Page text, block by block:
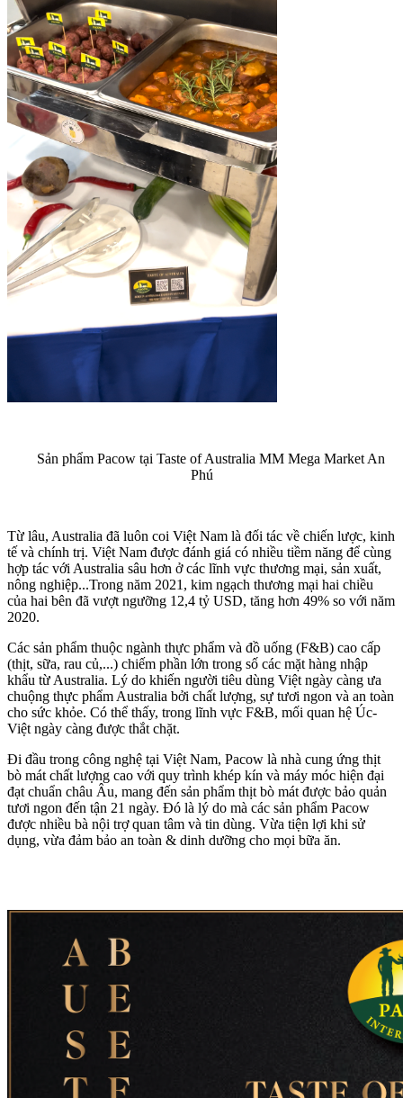
Sản phẩm Pacow tại Taste of Australia MM Mega Market An
Phú
Từ lâu, Australia đã luôn coi Việt Nam là đối tác về chiến lược, kinh
tế và chính trị. Việt Nam được đánh giá có nhiều tiềm năng để cùng
hợp tác với Australia sâu hơn ở các lĩnh vực thương mại, sản xuất,
nông nghiệp...Trong năm 2021, kim ngạch thương mại hai chiều
của hai bên đã vượt ngưỡng 12,4 tỷ USD, tăng hơn 49% so với năm
2020.
Các sản phẩm thuộc ngành thực phẩm và đồ uống (F&B) cao cấp
(thịt, sữa, rau củ,...) chiếm phần lớn trong số các mặt hàng nhập
khẩu từ Australia. Lý do khiến người tiêu dùng Việt ngày càng ưa
chuộng thực phẩm Australia bởi chất lượng, sự tươi ngon và an toàn
cho sức khỏe. Có thể thấy, trong lĩnh vực F&B, mối quan hệ Úc-
Việt ngày càng được thắt chặt.
Đi đầu trong công nghệ tại Việt Nam, Pacow là nhà cung ứng thịt
bò mát chất lượng cao với quy trình khép kín và máy móc hiện đại
đạt chuẩn châu Âu, mang đến sản phẩm thịt bò mát được bảo quản
tươi ngon đến tận 21 ngày. Đó là lý do mà các sản phẩm Pacow
được nhiều bà nội trợ quan tâm và tin dùng. Vừa tiện lợi khi sử
dụng, vừa đảm bảo an toàn & dinh dưỡng cho mọi bữa ăn.